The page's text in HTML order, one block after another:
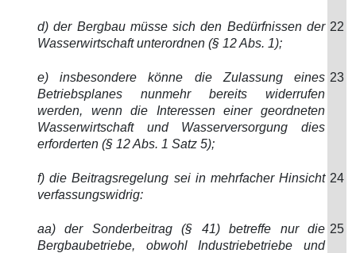
d) der Bergbau müsse sich den Bedürfnissen der
Wasserwirtschaft unterordnen (§ 12 Abs. 1);
22
e) insbesondere könne die Zulassung eines
Betriebsplanes nunmehr bereits widerrufen
werden, wenn die Interessen einer geordneten
Wasserwirtschaft und Wasserversorgung dies
erforderten (§ 12 Abs. 1 Satz 5);
23
f) die Beitragsregelung sei in mehrfacher Hinsicht
verfassungswidrig:
24
aa) der Sonderbeitrag (§ 41) betreffe nur die
Bergbaubetriebe, obwohl Industriebetriebe und
25